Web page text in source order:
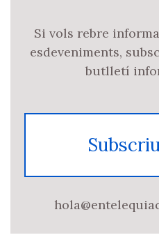
Si vols rebre
esdeveniments,
butlletí